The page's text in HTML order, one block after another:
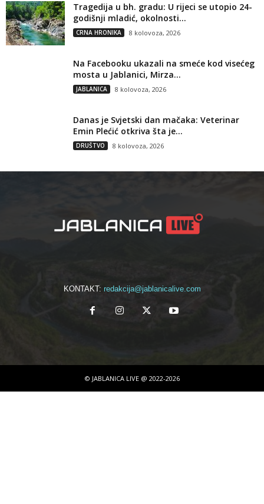
Tragedija u bh. gradu: U rijeci se utopio 24-
godišnji mladić, okolnosti...
CRNA HRONIKA 8 kolovoza, 2026
Na Facebooku ukazali na smeće kod visećeg
mosta u Jablanici, Mirza...
JABLANICA 8 kolovoza, 2026
Danas je Svjetski dan mačaka: Veterinar
Emin Plećić otkriva šta je...
DRUŠTVO 8 kolovoza, 2026
KONTAKT: redakcija@jablanicalive.com
© JABLANICA LIVE @ 2022-2026